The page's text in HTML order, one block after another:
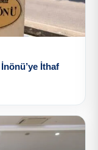
İthaf